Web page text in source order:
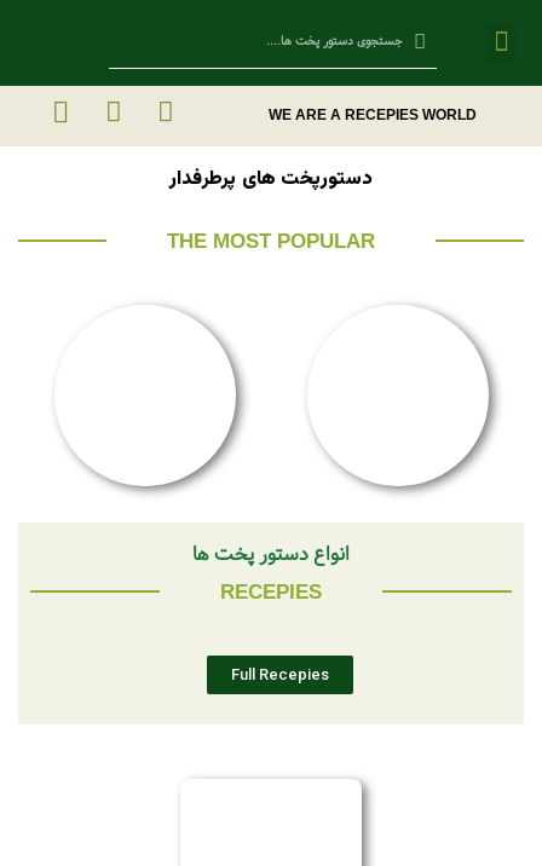
WE ARE A RECEPIES WORLD
دستورپخت های پرطرفدار
THE MOST POPULAR
انواع دستور پخت ها
RECEPIES
Full Recepies